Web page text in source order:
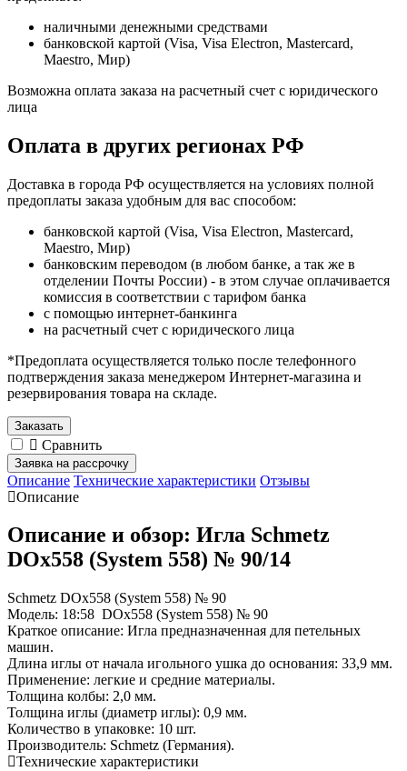
наличными денежными средствами
банковской картой (Visa, Visa Electron, Mastercard,
Maestro, Мир)
Возможна оплата заказа на расчетный счет с юридического
лица
Оплата в других регионах РФ
Доставка в города РФ осуществляется на условиях полной
предоплаты заказа удобным для вас способом:
банковской картой (Visa, Visa Electron, Mastercard,
Maestro, Мир)
банковским переводом (в любом банке, а так же в
отделении Почты России) - в этом случае оплачивается
комиссия в соответствии с тарифом банка
с помощью интернет-банкинга
на расчетный счет с юридического лица
*Предоплата осуществляется только после телефонного
подтверждения заказа менеджером Интернет-магазина и
резервирования товара на складе.
Заказать
Сравнить
Заявка на рассрочку
Описание Технические характеристики Отзывы
Описание
Описание и обзор: Игла Schmetz
DOx558 (System 558) № 90/14
Schmetz DOx558 (System 558) № 90
Модель: 18:58 DOx558 (System 558) № 90
Краткое описание: Игла предназначенная для петельных
машин.
Длина иглы от начала игольного ушка до основания: 33,9 мм.
Применение: легкие и средние материалы.
Толщина колбы: 2,0 мм.
Толщина иглы (диаметр иглы): 0,9 мм.
Количество в упаковке: 10 шт.
Производитель: Schmetz (Германия).
Технические характеристики